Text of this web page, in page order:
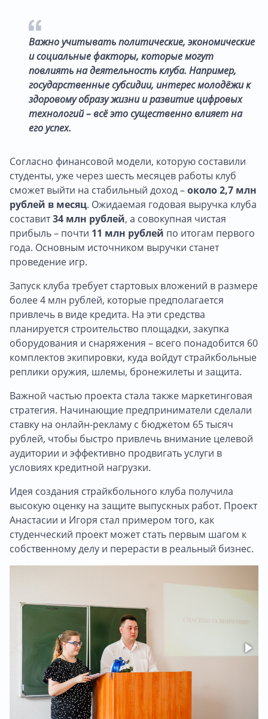
Важно учитывать политические, экономические
и социальные факторы, которые могут
повлиять на деятельность клуба. Например,
государственные субсидии, интерес молодёжи к
здоровому образу жизни и развитие цифровых
технологий – всё это существенно влияет на
его успех.
Согласно финансовой модели, которую составили
студенты, уже через шесть месяцев работы клуб
сможет выйти на стабильный доход –около 2,7 млн
рублей в месяц. Ожидаемая годовая выручка клуба
составит34 млн рублей, а совокупная чистая
прибыль – почти 11 млн рублей по итогам первого
года. Основным источником выручки станет
проведение игр.
Запуск клуба требует стартовых вложений в размере
более 4 млн рублей, которые предполагается
привлечь в виде кредита. На эти средства
планируется строительство площадки, закупка
оборудования и снаряжения – всего понадобится 60
комплектов экипировки, куда войдут страйкбольные
реплики оружия, шлемы, бронежилеты и защита.
Важной частью проекта стала также маркетинговая
стратегия. Начинающие предприниматели сделали
ставку на онлайн-рекламу с бюджетом 65 тысяч
рублей, чтобы быстро привлечь внимание целевой
аудитории и эффективно продвигать услуги в
условиях кредитной нагрузки.
Идея создания страйкбольного клуба получила
высокую оценку на защите выпускных работ. Проект
Анастасии и Игоря стал примером того, как
студенческий проект может стать первым шагом к
собственному делу и перерасти в реальный бизнес.